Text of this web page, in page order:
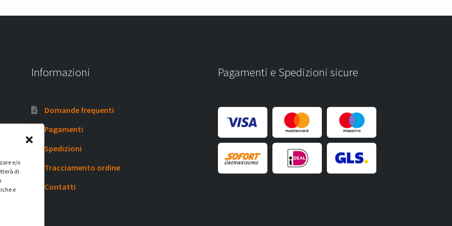
e/o
di
e
Informazioni
Domande frequenti
Pagamenti
Spedizioni
Tracciamento ordine
Contatti
Pagamenti e Spedizioni sicure